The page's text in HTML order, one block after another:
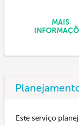
MAIS
Este serviço